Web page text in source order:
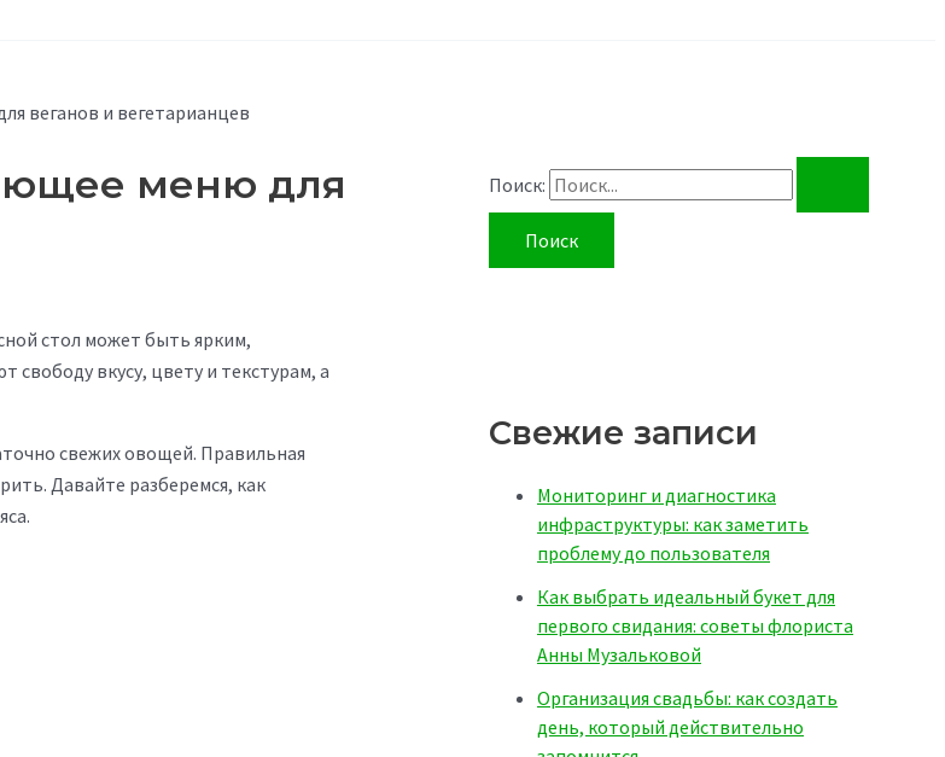
веганов и вегетарианцев
меню для
стол может быть ярким,
свободу вкусу, цвету и текстурам, а
свежих овощей. Правильная
Давайте разберемся, как
Поиск:
Свежие записи
Мониторинг и диагностика
инфраструктуры: как заметить
проблему до пользователя
Как выбрать идеальный букет для
первого свидания: советы флориста
Анны Музальковой
Организация свадьбы: как создать
день, который действительно